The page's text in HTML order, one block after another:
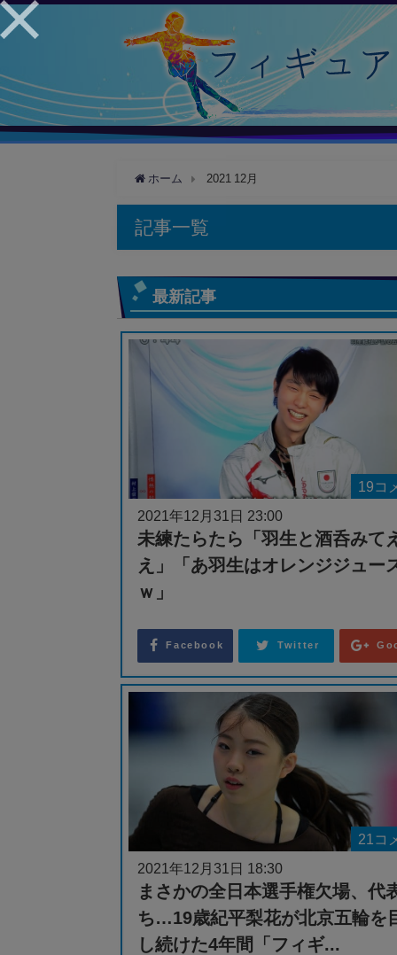
ホーム 2021 12月
記事一覧
最新記事
Facebook Twitter
19コ
未練たらたら「羽生と酒呑みて
え」「あ羽生はオレンジジュー
ｗ」
2021年12月31日 23:00
21コ
まさかの全日本選手権欠場、代
ち…19歳紀平梨花が北京五輪を
し続けた4年間「フィギ...
2021年12月31日 18:30